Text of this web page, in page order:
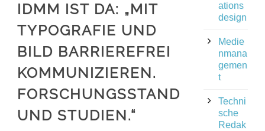
IDMM IST DA: „MIT
TYPOGRAFIE UND
BILD BARRIEREFREI
KOMMUNIZIEREN.
FORSCHUNGSSTAND
UND STUDIEN.“
ations
design
Medie
nmana
gemen
t
Techni
sche
Redak